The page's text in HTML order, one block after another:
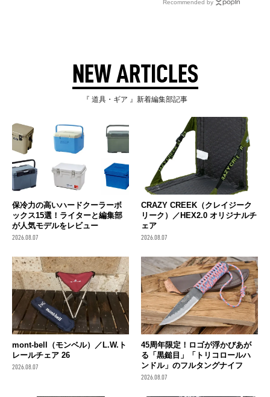
Recommended by
NEW ARTICLES
『 道具・ギア 』新着編集部記事
保冷力の高いハードクーラーボ
ックス15選！ライターと編集部
が人気モデルをレビュー
2026.08.07
CRAZY CREEK（クレイジーク
リーク）／HEX2.0 オリジナルチ
ェア
2026.08.07
mont-bell（モンベル）／L.W.ト
レールチェア 26
2026.08.07
45周年限定！ロゴが浮かびあが
る「黒鎚目」「トリコロールハ
ンドル」のフルタングナイフ
2026.08.07